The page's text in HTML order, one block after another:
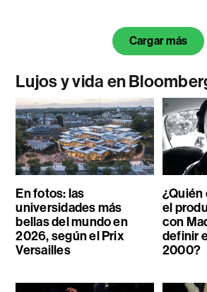
Cargar más
Lujos y vida en
En fotos: las
universidades más
bellas del mundo en
2026, según el Prix
Versailles
¿Quién
el
con
definir
2000?